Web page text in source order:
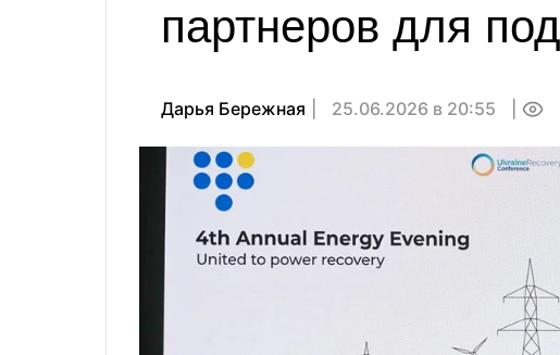
партнеров для
Дарья Бережная 25.06.2026 в 20:55